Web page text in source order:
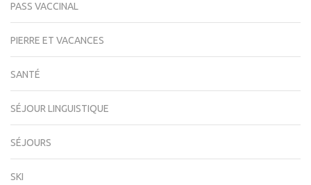
PASS VACCINAL
PIERRE ET VACANCES
SANTÉ
SÉJOUR LINGUISTIQUE
SÉJOURS
SKI